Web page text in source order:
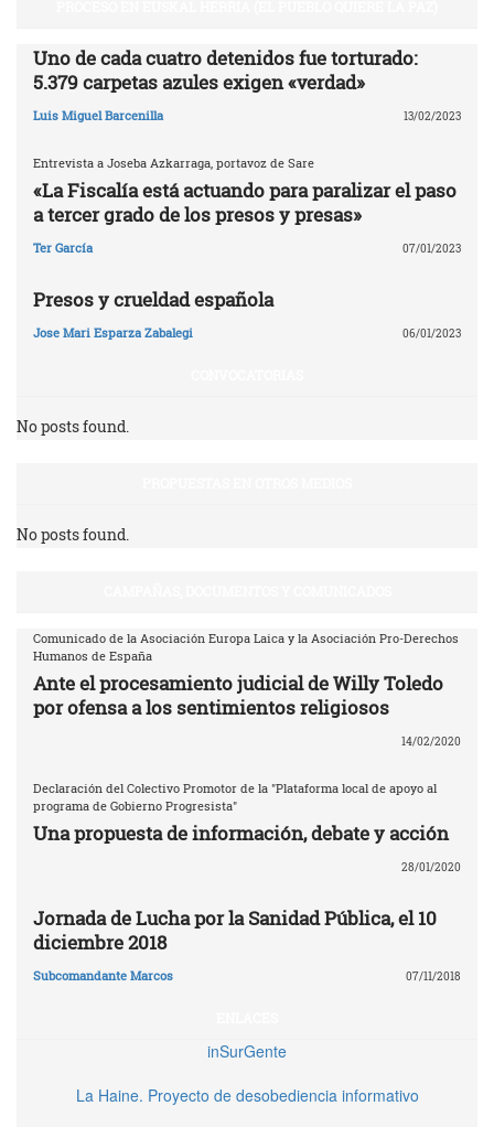
Uno de cada cuatro detenidos fue torturado:
5.379 carpetas azules exigen «verdad»
Luis Miguel Barcenilla 13/02/2023
Entrevista a Joseba Azkarraga, portavoz de Sare
«La Fiscalía está actuando para paralizar el paso
a tercer grado de los presos y presas»
Ter García 07/01/2023
Presos y crueldad española
Jose Mari Esparza Zabalegi 06/01/2023
No posts found.
No posts found.
Comunicado de la Asociación Europa Laica y la Asociación Pro-Derechos
Humanos de España
Ante el procesamiento judicial de Willy Toledo
por ofensa a los sentimientos religiosos
14/02/2020
Declaración del Colectivo Promotor de la "Plataforma local de apoyo al
programa de Gobierno Progresista"
Una propuesta de información, debate y acción
28/01/2020
Jornada de Lucha por la Sanidad Pública, el 10
diciembre 2018
Subcomandante Marcos 07/11/2018
inSurGente
La Haine. Proyecto de desobediencia informativo